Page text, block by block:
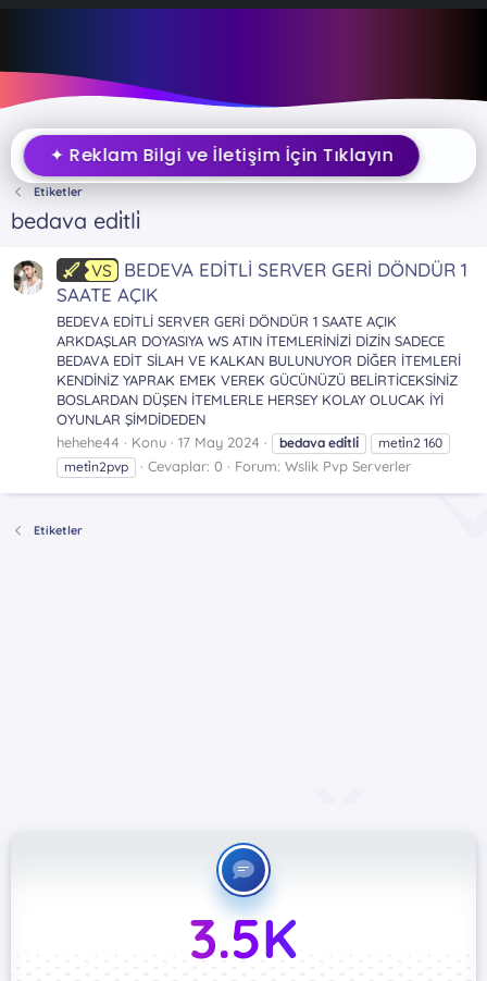
✦ Reklam Bilgi ve İletişim İçin Tıklayın
Etiketler
bedava edi̇tli̇
VS
BEDEVA EDİTLİ SERVER GERİ DÖNDÜR 1
SAATE AÇIK
BEDEVA EDİTLİ SERVER GERİ DÖNDÜR 1 SAATE AÇIK
ARKDAŞLAR DOYASIYA WS ATIN İTEMLERİNİZİ DİZİN SADECE
BEDAVA EDİT SİLAH VE KALKAN BULUNUYOR DİĞER İTEMLERİ
KENDİNİZ YAPRAK EMEK VEREK GÜCÜNÜZÜ BELİRTİCEKSİNİZ
BOSLARDAN DÜŞEN İTEMLERLE HERSEY KOLAY OLUCAK İYİ
OYUNLAR ŞİMDİDEDEN
hehehe44
Konu 17 May 2024 bedava edi̇tli̇
meti̇n2 160
meti̇n2pvp
Cevaplar: 0 Forum: Wslik Pvp Serverler
Etiketler
3.5K